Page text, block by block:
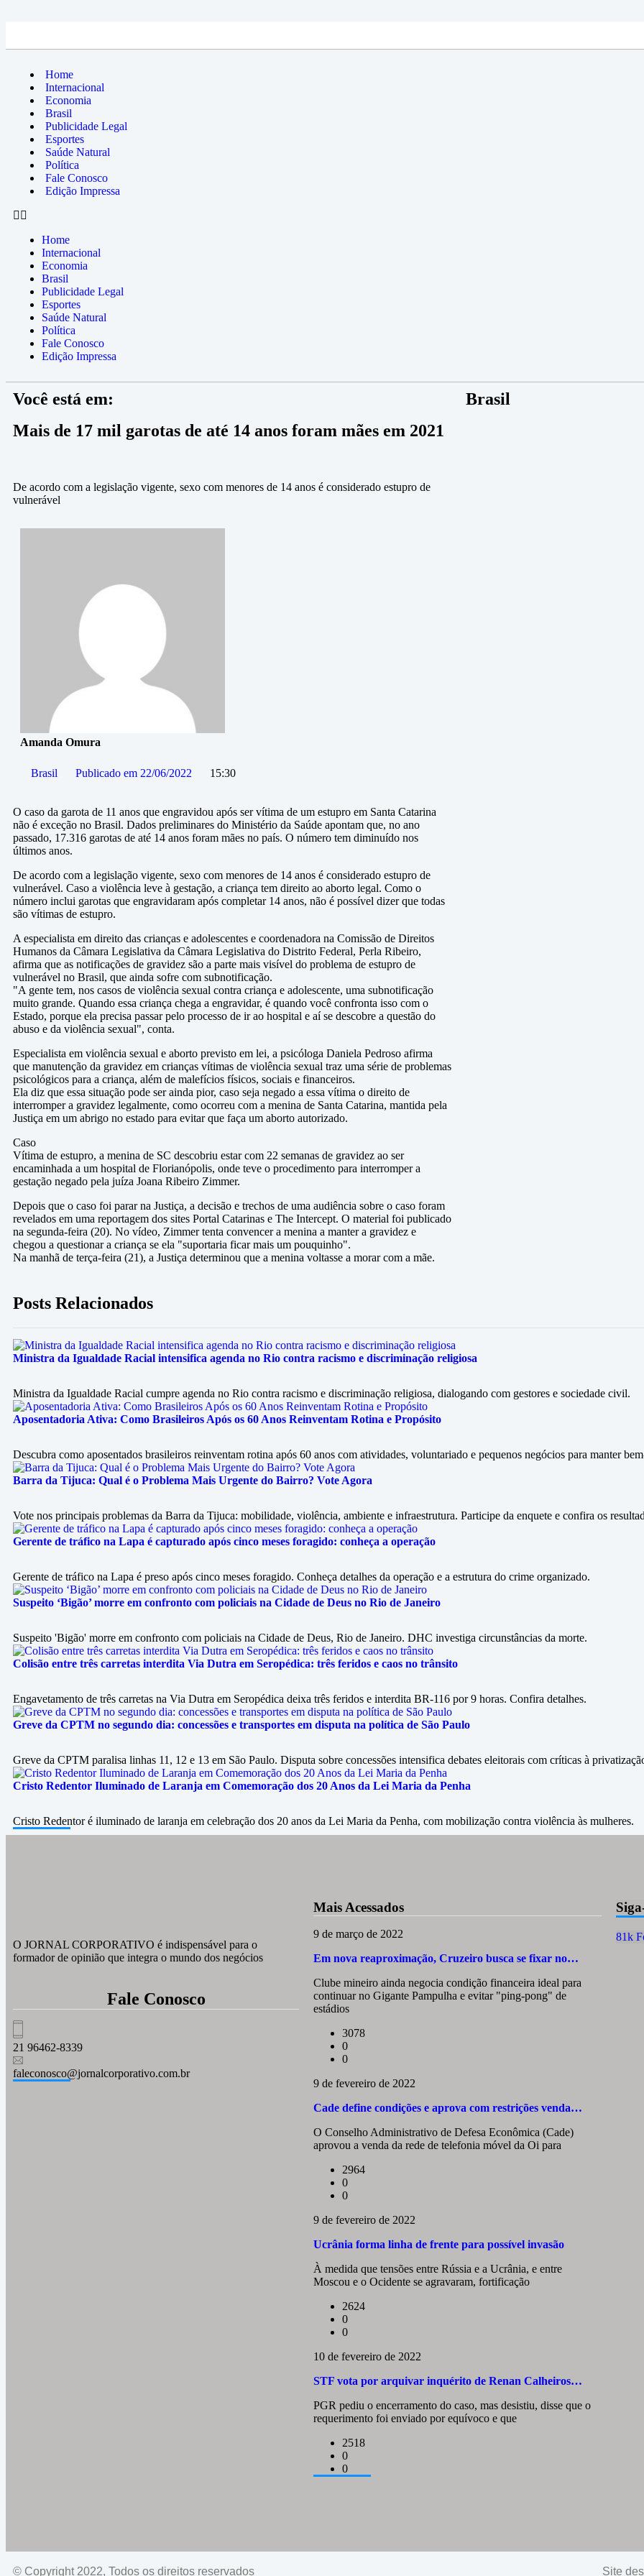
Home
Internacional
Economia
Brasil
Publicidade Legal
Esportes
Saúde Natural
Política
Fale Conosco
Edição Impressa
Home
Internacional
Economia
Brasil
Publicidade Legal
Esportes
Saúde Natural
Política
Fale Conosco
Edição Impressa
Você está em:
Brasil
Mais de 17 mil garotas de até 14 anos foram mães em 2021
De acordo com a legislação vigente, sexo com menores de 14 anos é considerado estupro de
vulnerável
Amanda Omura
Brasil Publicado em 22/06/2022 15:30
O caso da garota de 11 anos que engravidou após ser vítima de um estupro em Santa Catarina
não é exceção no Brasil. Dados preliminares do Ministério da Saúde apontam que, no ano
passado, 17.316 garotas de até 14 anos foram mães no país. O número tem diminuído nos
últimos anos.
De acordo com a legislação vigente, sexo com menores de 14 anos é considerado estupro de
vulnerável. Caso a violência leve à gestação, a criança tem direito ao aborto legal. Como o
número inclui garotas que engravidaram após completar 14 anos, não é possível dizer que todas
são vítimas de estupro.
A especialista em direito das crianças e adolescentes e coordenadora na Comissão de Direitos
Humanos da Câmara Legislativa da Câmara Legislativa do Distrito Federal, Perla Ribeiro,
afirma que as notificações de gravidez são a parte mais visível do problema de estupro de
vulnerável no Brasil, que ainda sofre com subnotificação.
"A gente tem, nos casos de violência sexual contra criança e adolescente, uma subnotificação
muito grande. Quando essa criança chega a engravidar, é quando você confronta isso com o
Estado, porque ela precisa passar pelo processo de ir ao hospital e aí se descobre a questão do
abuso e da violência sexual", conta.
Especialista em violência sexual e aborto previsto em lei, a psicóloga Daniela Pedroso afirma
que manutenção da gravidez em crianças vítimas de violência sexual traz uma série de problemas
psicológicos para a criança, além de malefícios físicos, sociais e financeiros.
Ela diz que essa situação pode ser ainda pior, caso seja negado a essa vítima o direito de
interromper a gravidez legalmente, como ocorreu com a menina de Santa Catarina, mantida pela
Justiça em um abrigo no estado para evitar que faça um aborto autorizado.
Caso
Vítima de estupro, a menina de SC descobriu estar com 22 semanas de gravidez ao ser
encaminhada a um hospital de Florianópolis, onde teve o procedimento para interromper a
gestação negado pela juíza Joana Ribeiro Zimmer.
Depois que o caso foi parar na Justiça, a decisão e trechos de uma audiência sobre o caso foram
revelados em uma reportagem dos sites Portal Catarinas e The Intercept. O material foi publicado
na segunda-feira (20). No vídeo, Zimmer tenta convencer a menina a manter a gravidez e
chegou a questionar a criança se ela "suportaria ficar mais um pouquinho".
Na manhã de terça-feira (21), a Justiça determinou que a menina voltasse a morar com a mãe.
Posts Relacionados
Ministra da Igualdade Racial intensifica agenda no Rio contra racismo e discriminação religiosa
Ministra da Igualdade Racial cumpre agenda no Rio contra racismo e discriminação religiosa, dialogando com gestores e sociedade civil.
Aposentadoria Ativa: Como Brasileiros Após os 60 Anos Reinventam Rotina e Propósito
Descubra como aposentados brasileiros reinventam rotina após 60 anos com atividades, voluntariado e pequenos negócios para manter
Barra da Tijuca: Qual é o Problema Mais Urgente do Bairro? Vote Agora
Vote nos principais problemas da Barra da Tijuca: mobilidade, violência, ambiente e infraestrutura. Participe da enquete e confira os
Gerente de tráfico na Lapa é capturado após cinco meses foragido: conheça a operação
Gerente de tráfico na Lapa é preso após cinco meses foragido. Conheça detalhes da operação e a estrutura do crime organizado.
Suspeito ‘Bigão’ morre em confronto com policiais na Cidade de Deus no Rio de Janeiro
Suspeito 'Bigão' morre em confronto com policiais na Cidade de Deus, Rio de Janeiro. DHC investiga circunstâncias da morte.
Colisão entre três carretas interdita Via Dutra em Seropédica: três feridos e caos no trânsito
Engavetamento de três carretas na Via Dutra em Seropédica deixa três feridos e interdita BR-116 por 9 horas. Confira detalhes.
Greve da CPTM no segundo dia: concessões e transportes em disputa na política de São Paulo
Greve da CPTM paralisa linhas 11, 12 e 13 em São Paulo. Disputa sobre concessões intensifica debates eleitorais com críticas à
Cristo Redentor Iluminado de Laranja em Comemoração dos 20 Anos da Lei Maria da Penha
Cristo Redentor é iluminado de laranja em celebração dos 20 anos da Lei Maria da Penha, com mobilização contra violência às mulheres.
O JORNAL CORPORATIVO é indispensável para o
formador de opinião que integra o mundo dos negócios
Fale Conosco
21 96462-8339
faleconosco@jornalcorporativo.com.br
Mais Acessados
9 de março de 2022
Em nova reaproximação, Cruzeiro busca se fixar no…
Clube mineiro ainda negocia condição financeira ideal para
continuar no Gigante Pampulha e evitar "ping-pong" de
estádios
3078
0
0
9 de fevereiro de 2022
Cade define condições e aprova com restrições venda…
O Conselho Administrativo de Defesa Econômica (Cade)
aprovou a venda da rede de telefonia móvel da Oi para
2964
0
0
9 de fevereiro de 2022
Ucrânia forma linha de frente para possível invasão
À medida que tensões entre Rússia e a Ucrânia, e entre
Moscou e o Ocidente se agravaram, fortificação
2624
0
0
10 de fevereiro de 2022
STF vota por arquivar inquérito de Renan Calheiros…
PGR pediu o encerramento do caso, mas desistiu, disse que o
requerimento foi enviado por equívoco e que
2518
0
0
81k
© Copyright 2022, Todos os direitos reservados Site